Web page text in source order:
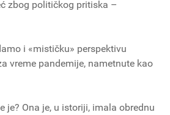
zbog političkog pritiska –
(2,50)
i «mističku» perspektivu
vreme pandemije, nametnute kao
je? Ona je, u istoriji, imala obrednu